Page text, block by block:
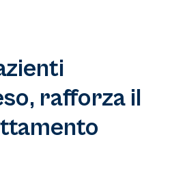
rafforza il